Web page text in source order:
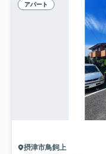
アパート
摂津市鳥飼上